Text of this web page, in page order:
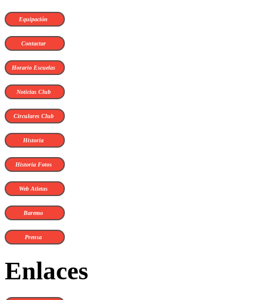
Equipación
Contactar
Horario Escuelas
Noticias Club
Circulares Club
Historia
Historia Fotos
Web Atletas
Baremo
Prensa
Enlaces